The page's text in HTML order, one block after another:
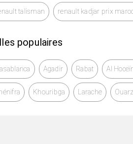
talisman renault kadjar prix
populaires
Agadir Rabat Al
Khouribga Larache